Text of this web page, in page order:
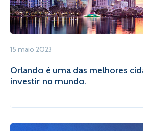
15 maio 2023
Orlando é uma das melhores
investir no mundo.